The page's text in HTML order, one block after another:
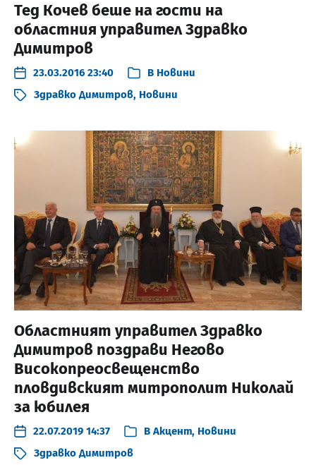
Тед Кочев беше на гости на
областния управител Здравко
Димитров
23.03.2016 23:40 В Новини
Здравко Димитров, Новини
Областният управител Здравко
Димитров поздрави Негово
Високопреосвещенство
пловдивският митрополит Николай
за юбилея
22.07.2019 14:37 В Акцент, Новини
Здравко Димитров